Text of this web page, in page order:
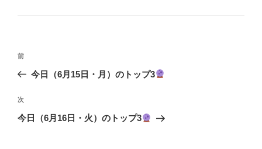
投
ビ
ゲ
前
の
稿
前
今日（6月15日・月）のトップ3
次
の
次
今日（6月16日・火）のトップ3